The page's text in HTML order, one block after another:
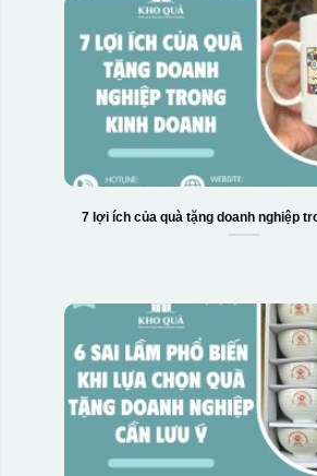
7 lợi ích của quà tặng doanh nghiệp